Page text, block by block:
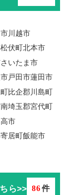
川越市
伏町北本市
さいたま市
戸田市蓮田市
比企郡川島町
南埼玉郡宮代町
市
居町飯能市
ら>> 86件